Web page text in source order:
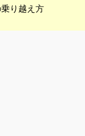
り越え方